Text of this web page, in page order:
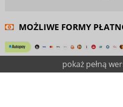
MOŻLIWE FORMY
pokaż pełną